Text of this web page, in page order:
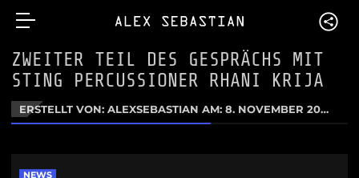
ZWEITER TEIL DES GESPRÄCHS MIT
STING PERCUSSIONER RHANI KRIJA
ERSTELLT VON: ALEXSEBASTIAN AM:8. NOVEMBER 2024
NEWS